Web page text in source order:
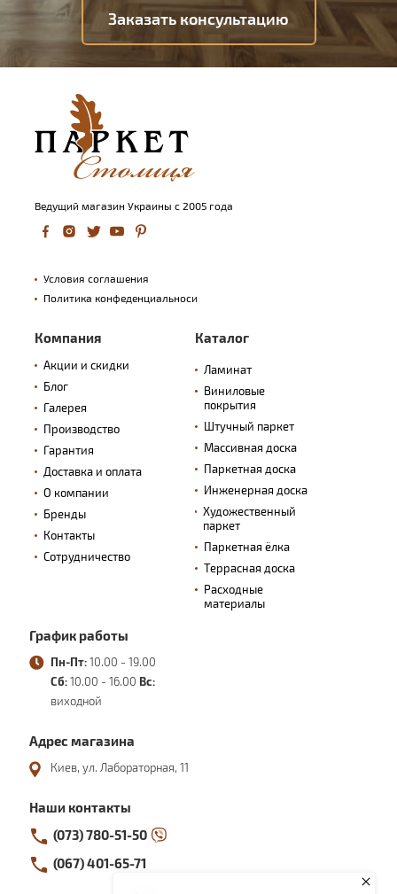
Заказать консультацию
Ведущий магазин Украины с 2005 года
Условия соглашения
Политика конфеденциальноси
Компания
Акции и скидки
Блог
Галерея
Производство
Гарантия
Доставка и оплата
О компании
Бренды
Контакты
Сотрудничество
Каталог
Ламинат
Виниловые
покрытия
Штучный паркет
Массивная доска
Паркетная доска
Инженерная доска
Художественный
паркет
Паркетная ёлка
Террасная доска
Расходные
материалы
График работы
Пн-Пт: 10.00 - 19.00
Сб: 10.00 - 16.00 Вс:
виходной
Адрес магазина
Киев, ул. Лабораторная, 11
Наши контакты
(073) 780-51-50
(067) 401-65-71